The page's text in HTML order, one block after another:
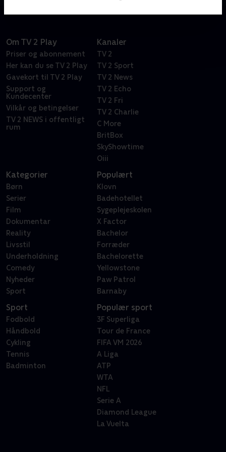
Om TV 2 Play
Priser og abonnement
Her kan du se TV 2 Play
Gavekort til TV 2 Play
Support og
Kundecenter
Vilkår og betingelser
TV 2 NEWS i offentligt
rum
Kanaler
TV 2
TV 2 Sport
TV 2 News
TV 2 Echo
TV 2 Fri
TV 2 Charlie
C More
BritBox
SkyShowtime
Oiii
Kategorier
Børn
Serier
Film
Dokumentar
Reality
Livsstil
Underholdning
Comedy
Nyheder
Sport
Populært
Klovn
Badehotellet
Sygeplejeskolen
X Factor
Bachelor
Forræder
Bachelorette
Yellowstone
Paw Patrol
Barnaby
Sport
Fodbold
Håndbold
Cykling
Tennis
Badminton
Populær sport
3F Superliga
Tour de France
FIFA VM 2026
A Liga
ATP
WTA
NFL
Serie A
Diamond League
La Vuelta